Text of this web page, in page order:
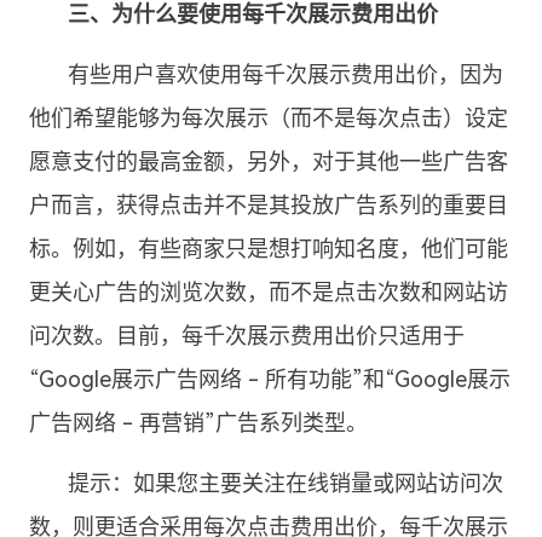
三、为什么要使用每千次展示费用出价
有些用户喜欢使用每千次展示费用出价，因为
他们希望能够为每次展示（而不是每次点击）设定
愿意支付的最高金额，另外，对于其他一些广告客
户而言，获得点击并不是其投放广告系列的重要目
标。例如，有些商家只是想打响知名度，他们可能
更关心广告的浏览次数，而不是点击次数和网站访
问次数。目前，每千次展示费用出价只适用于
“Google展示广告网络 - 所有功能”和“Google展示
广告网络 - 再营销”广告系列类型。
提示：如果您主要关注在线销量或网站访问次
数，则更适合采用每次点击费用出价，每千次展示